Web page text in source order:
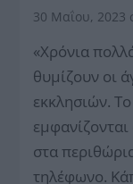
30 Μαΐου, 2023
«Χρόνια
θυμίζουν οι
εκκλησιών. Το
στα
τηλέφωνο.